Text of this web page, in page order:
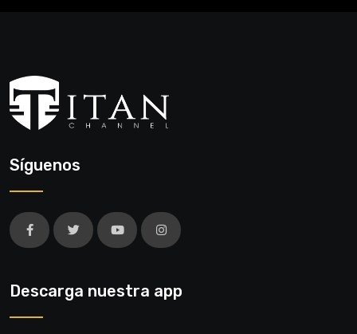
Síguenos
Descarga nuestra app